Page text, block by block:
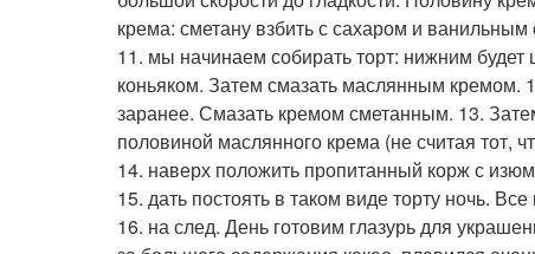
крема: сметану взбить с сахаром и ванильным
11. мы начинаем собирать торт: нижним
коньяком. Затем смазать маслянным кремом.
заранее. Смазать кремом сметанным. 13.
половиной маслянного крема (не считая тот,
14. наверх положить пропитанный корж с
15. дать постоять в таком виде торту ночь.
16. на след. День готовим глазурь для